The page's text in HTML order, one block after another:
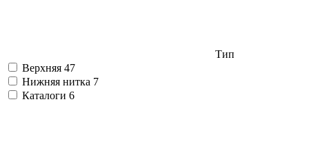
Тип
Верхняя 47
Нижняя нитка 7
Каталоги 6